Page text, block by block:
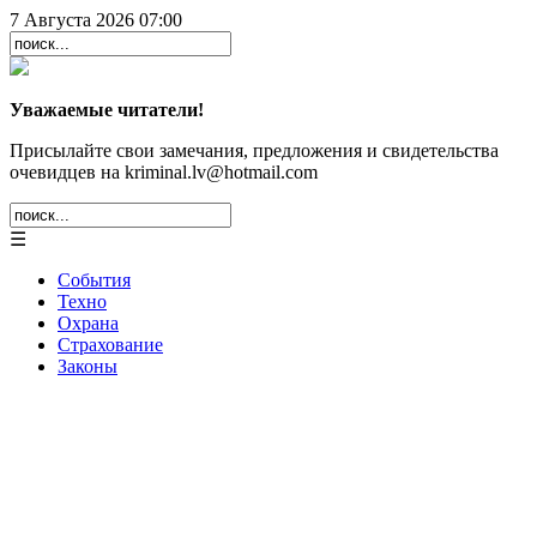
7 Августа 2026 07:00
Уважаемые читатели!
Присылайте свои замечания, предложения и свидетельства
очевидцев на kriminal.lv@hotmail.com
☰
События
Техно
Охрана
Страхование
Законы